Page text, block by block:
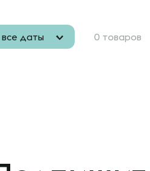
все даты 0 товаров